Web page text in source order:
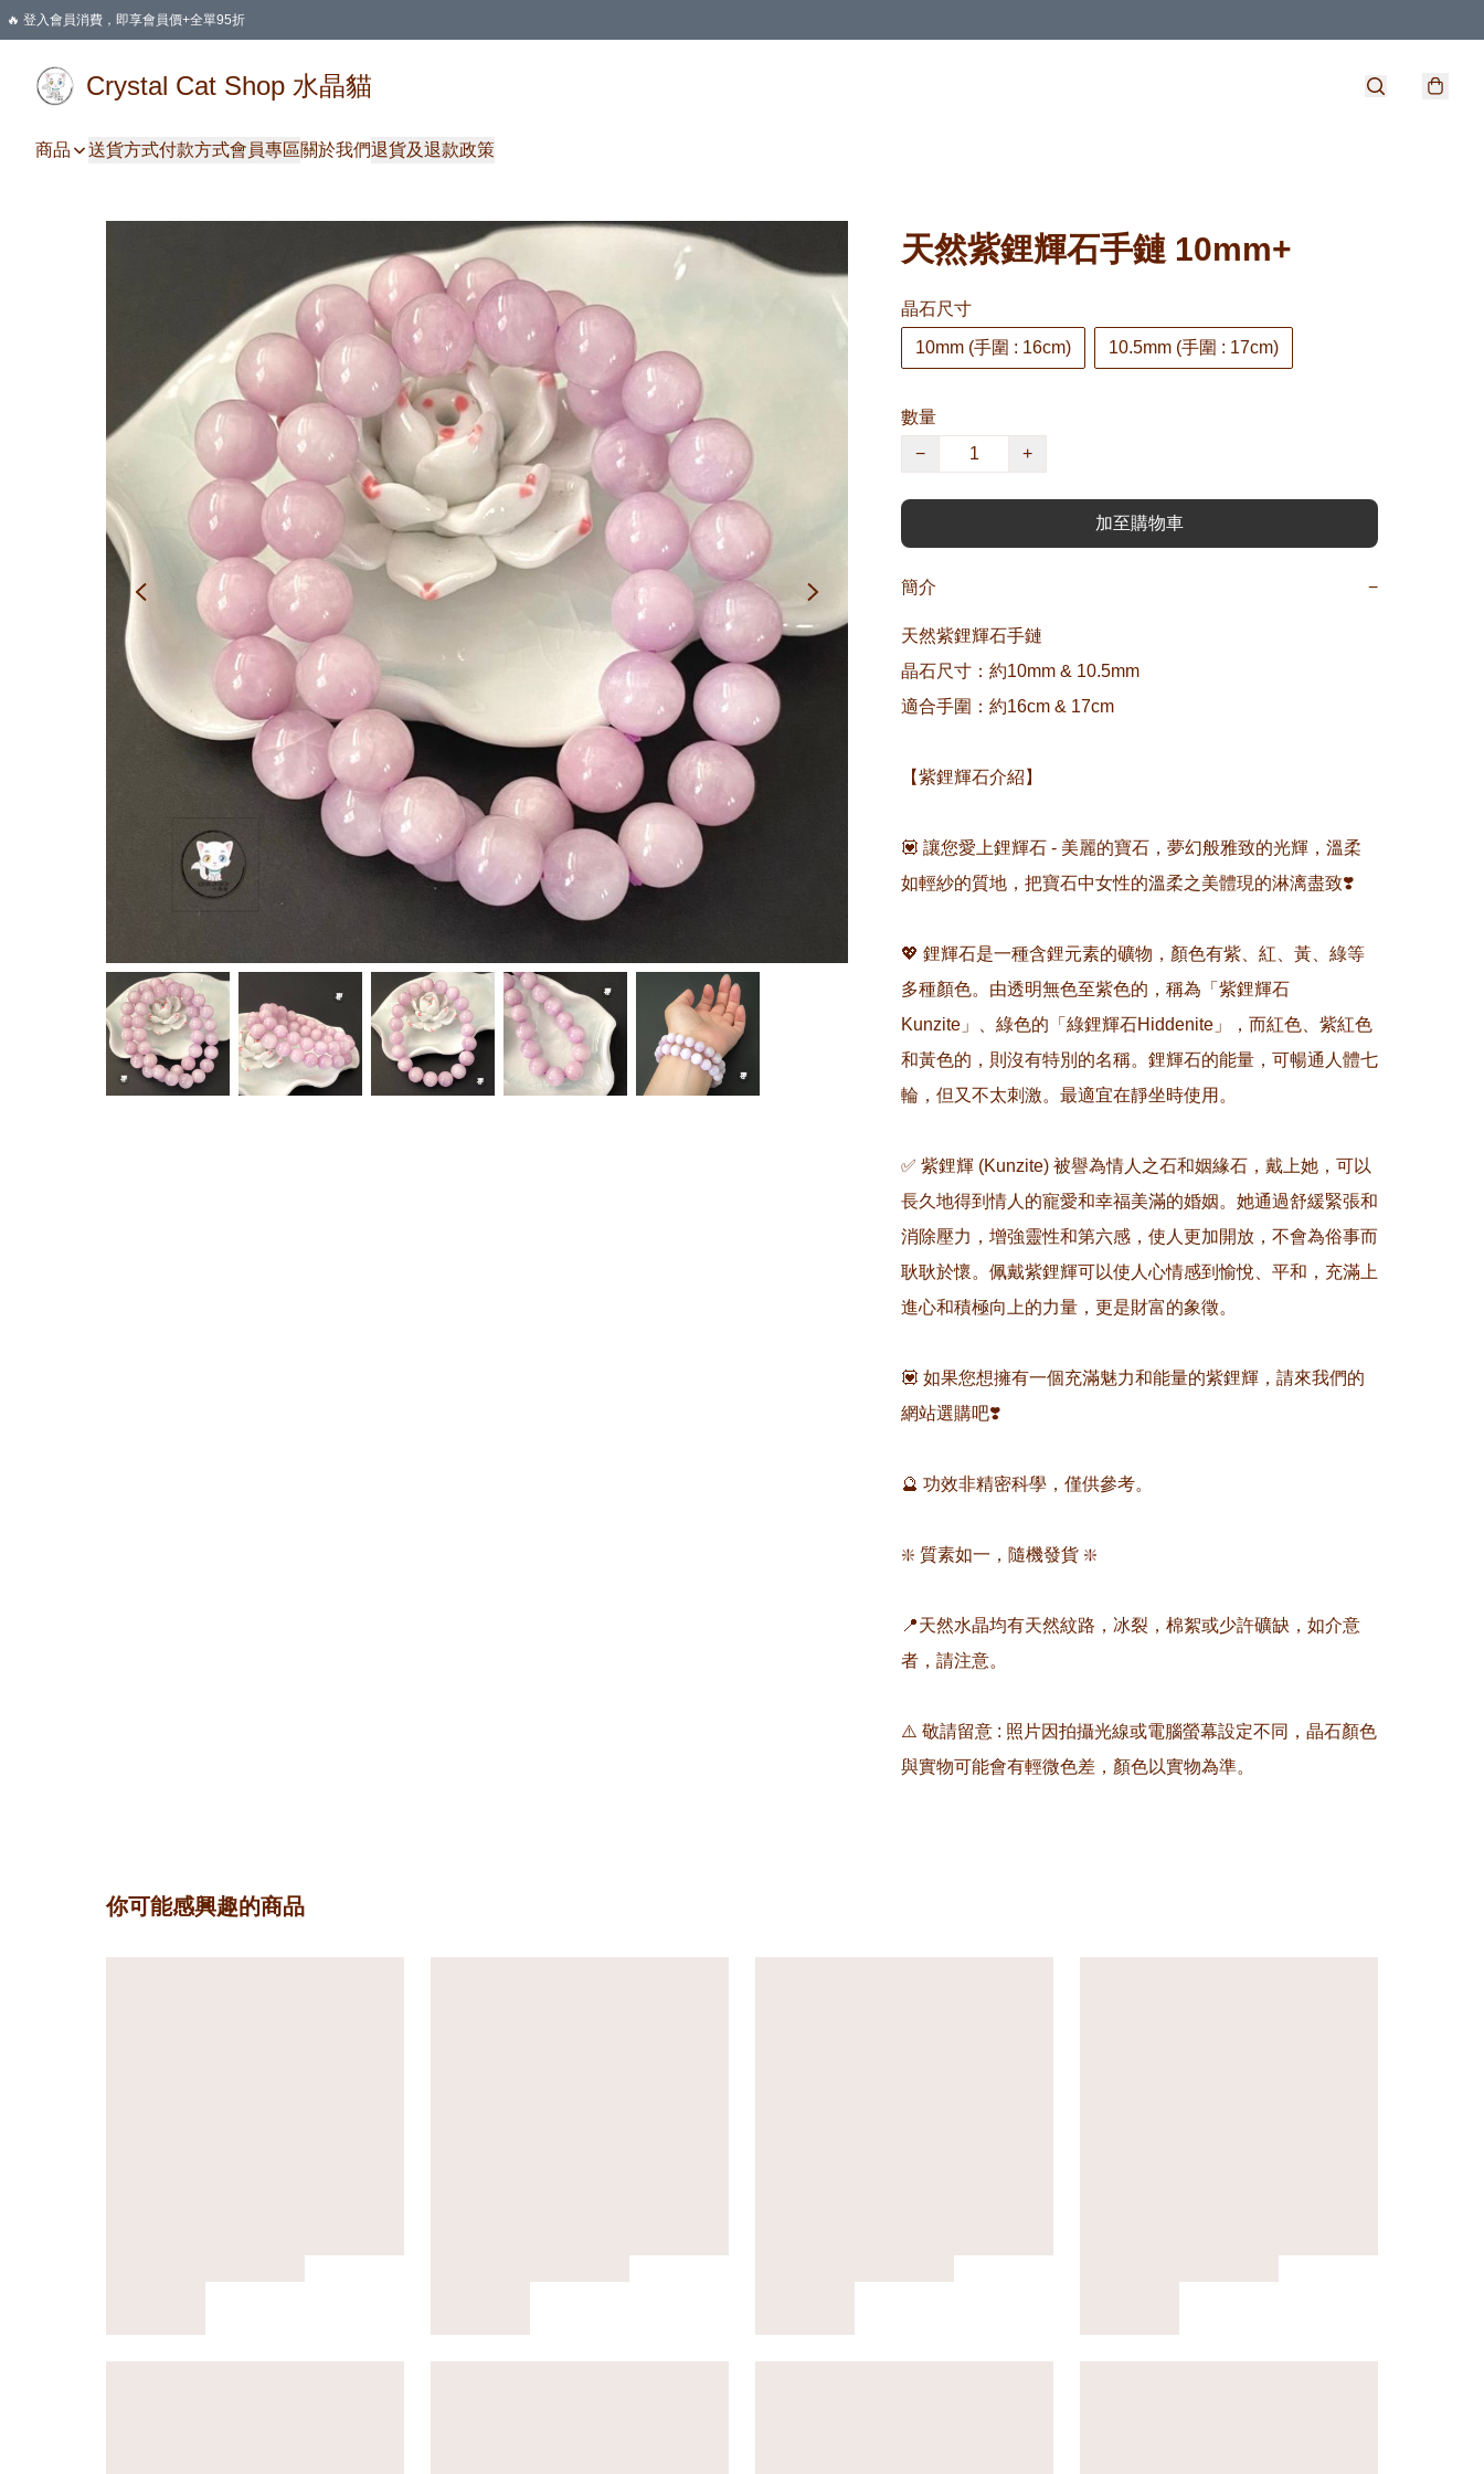
🔥 登入會員消費，即享會員價+全單95折
Crystal Cat Shop 水晶貓
商品 送貨方式付款方式會員專區關於我們退貨及退款政策
天然紫鋰輝石手鏈 10mm+
晶石尺寸
10mm (手圍 : 16cm) 10.5mm (手圍 : 17cm)
數量
−
+
加至購物車
簡介 −
天然紫鋰輝石手鏈
晶石尺寸：約10mm & 10.5mm
適合手圍：約16cm & 17cm
【紫鋰輝石介紹】
💟 讓您愛上鋰輝石 - 美麗的寶石，夢幻般雅致的光輝，溫柔
如輕紗的質地，把寶石中女性的溫柔之美體現的淋漓盡致❣️
💖 鋰輝石是一種含鋰元素的礦物，顏色有紫、紅、黃、綠等
多種顏色。由透明無色至紫色的，稱為「紫鋰輝石
Kunzite」、綠色的「綠鋰輝石Hiddenite」，而紅色、紫紅色
和黃色的，則沒有特別的名稱。鋰輝石的能量，可暢通人體七
輪，但又不太刺激。最適宜在靜坐時使用。
✅ 紫鋰輝 (Kunzite) 被譽為情人之石和姻緣石，戴上她，可以
長久地得到情人的寵愛和幸福美滿的婚姻。她通過舒緩緊張和
消除壓力，增強靈性和第六感，使人更加開放，不會為俗事而
耿耿於懷。佩戴紫鋰輝可以使人心情感到愉悅、平和，充滿上
進心和積極向上的力量，更是財富的象徵。
💟 如果您想擁有一個充滿魅力和能量的紫鋰輝，請來我們的
網站選購吧❣️
🔮 功效非精密科學，僅供參考。
❇️ 質素如一，隨機發貨 ❇️
📍天然水晶均有天然紋路，冰裂，棉絮或少許礦缺，如介意
者，請注意。
⚠️ 敬請留意 : 照片因拍攝光線或電腦螢幕設定不同，晶石顏色
與實物可能會有輕微色差，顏色以實物為準。
你可能感興趣的商品